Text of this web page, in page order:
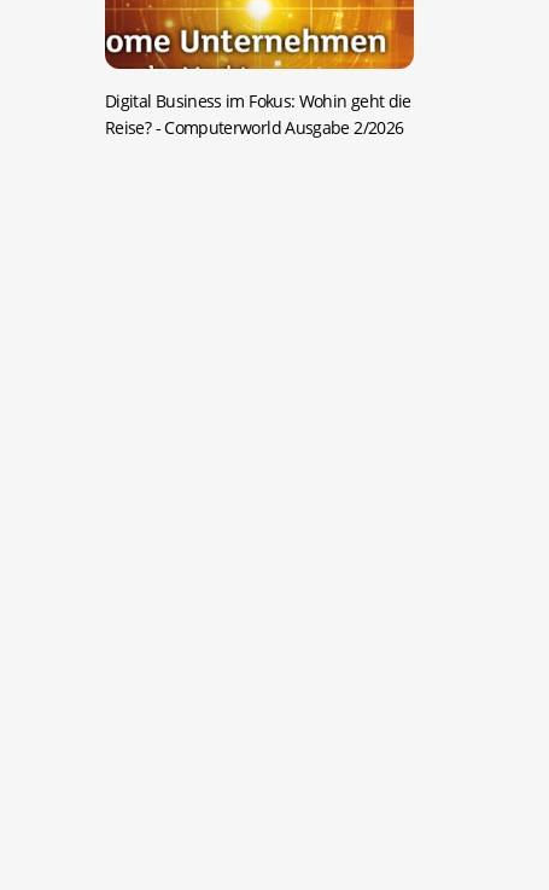
Digital Business im Fokus: Wohin geht die
Reise?- Computerworld Ausgabe 2/2026